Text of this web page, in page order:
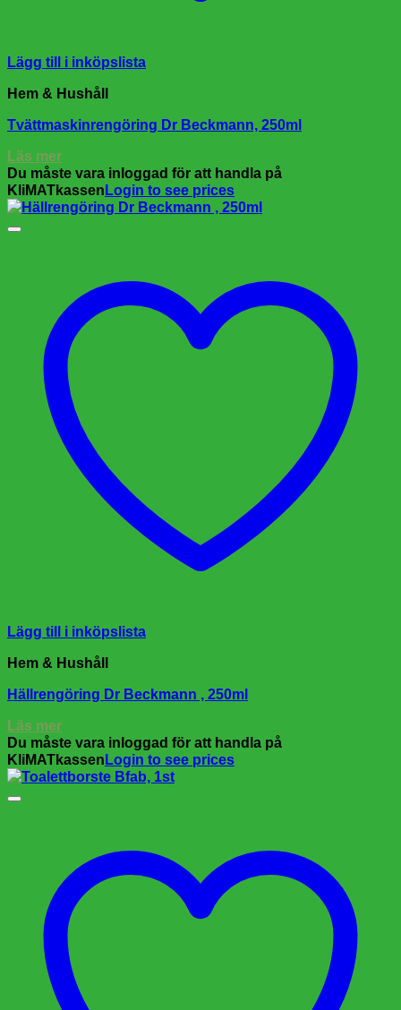
Lägg till i inköpslista
Hem & Hushåll
Tvättmaskinrengöring Dr Beckmann, 250ml
Läs mer
Du måste vara inloggad för att handla på
KliMATkassen Login to see prices
Lägg till i inköpslista
Hem & Hushåll
Hällrengöring Dr Beckmann , 250ml
Läs mer
Du måste vara inloggad för att handla på
KliMATkassen Login to see prices